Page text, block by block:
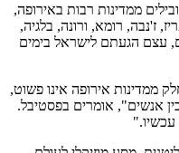
ממדינות רבות באירופה,
ז'נבה, רומא, ורונה, בלגיה,
עצם הגעתם לישראל בימים
ממדינות אירופה אינו פשוט,
אנשים", אומרים בפסטיבל.
עכשיו."